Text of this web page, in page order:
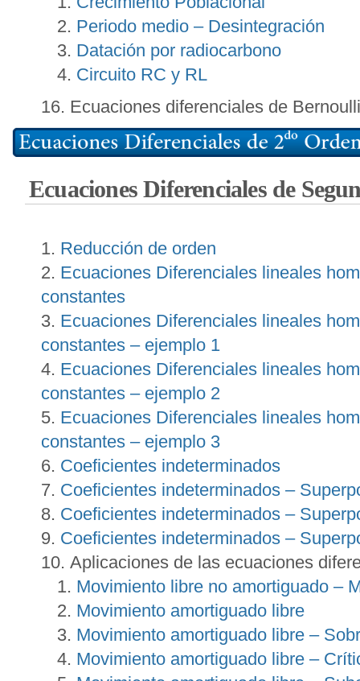
Periodo medio – Desintegración
Datación por radiocarbono
Circuito RC y RL
Ecuaciones diferenciales de Bernoulli
Ecuaciones Diferenciales de
Reducción de orden
Ecuaciones Diferenciales lineales
constantes
Ecuaciones Diferenciales lineales
constantes – ejemplo 1
Ecuaciones Diferenciales lineales
constantes – ejemplo 2
Ecuaciones Diferenciales lineales
constantes – ejemplo 3
Coeficientes indeterminados
Coeficientes indeterminados –
Coeficientes indeterminados –
Coeficientes indeterminados –
Aplicaciones de las ecuaciones
Movimiento libre no amortiguado –
Movimiento amortiguado libre
Movimiento amortiguado libre –
Movimiento amortiguado libre –